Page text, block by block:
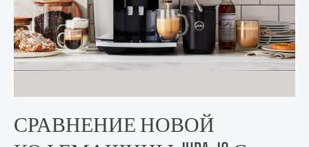
СРАВНЕНИЕ НОВОЙ